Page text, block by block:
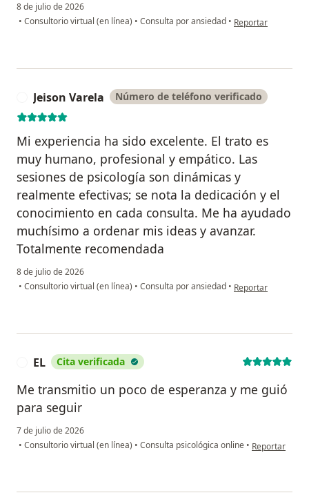
8 de julio de 2026
• Consultorio virtual (en línea) • Consulta por ansiedad • en opinión del
Reportar
Jeison Varela Número de teléfono verificado
Mi experiencia ha sido excelente. El trato es
muy humano, profesional y empático. Las
sesiones de psicología son dinámicas y
realmente efectivas; se nota la dedicación y el
conocimiento en cada consulta. Me ha ayudado
muchísimo a ordenar mis ideas y avanzar.
Totalmente recomendada
8 de julio de 2026
• Consultorio virtual (en línea) • Consulta por ansiedad • en opinión del
Reportar
EL Cita verificada
Me transmitio un poco de esperanza y me guió
para seguir
7 de julio de 2026
• Consultorio virtual (en línea) • Consulta psicológica online • en opinión del
Reportar